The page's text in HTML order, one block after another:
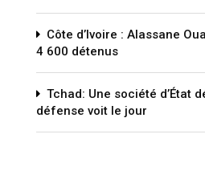
Côte d’Ivoire : Alassane
4 600 détenus
Tchad: Une société d’État
défense voit le jour